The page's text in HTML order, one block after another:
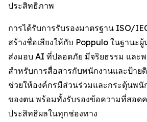
ประสิทธิภาพ
การได้รับการรับรองมาตรฐาน ISO/
สร้างชื่อเสียงให้กับ Poppulo ในฐานะ
ส่งมอบ AI ที่ปลอดภัย มีจริยธรรม และ
สำหรับการสื่อสารกับพนักงานและป้าย
ช่วยให้องค์กรมีส่วนร่วมและกระตุ้นพ
ของตน พร้อมทั้งรับรองข้อความที่สอด
ประสิทธิผลในทุกช่องทาง